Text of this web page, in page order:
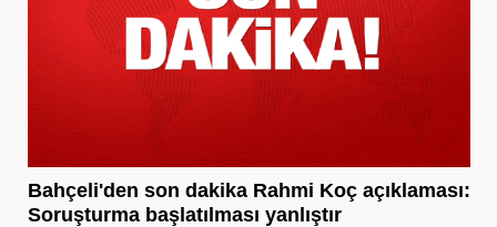
Bahçeli'den son dakika Rahmi Koç açıklaması:
Soruşturma başlatılması yanlıştır